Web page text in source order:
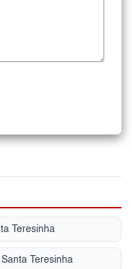
Teresinha
Teresinha